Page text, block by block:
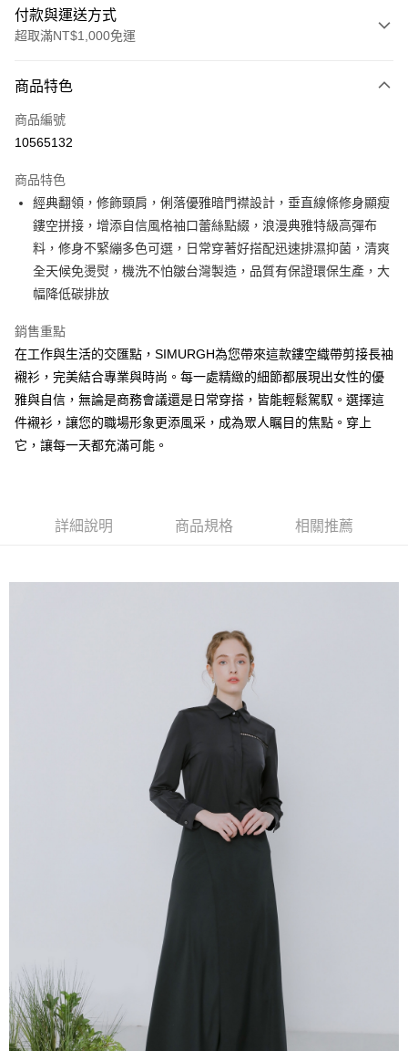
付款與運送方式
超取滿NT$1,000免運
信用卡一次付款
超商取貨付款
Apple Pay
悠遊付
Google Pay
ATM付款
全家取貨付款
每筆NT$60，滿NT$1,000(含以上)免運費
付款後全家取貨
每筆NT$60，滿NT$1,000(含以上)免運費
每筆NT$120，滿NT$1,000(含以上)免運費
每筆NT$120，滿NT$1,000(含以上)免運費
商品特色
商品編號
10565132
商品特色
經典翻領，修飾頸肩，俐落優雅暗門襟設計，垂直線條修身顯瘦
鏤空拼接，增添自信風格袖口蕾絲點綴，浪漫典雅特級高彈布
料，修身不緊繃多色可選，日常穿著好搭配迅速排濕抑菌，清爽
全天候免燙熨，機洗不怕皺台灣製造，品質有保證環保生產，大
幅降低碳排放
銷售重點
在工作與生活的交匯點，SIMURGH為您帶來這款鏤空織帶剪接長袖
襯衫，完美結合專業與時尚。每一處精緻的細節都展現出女性的優
雅與自信，無論是商務會議還是日常穿搭，皆能輕鬆駕馭。選擇這
件襯衫，讓您的職場形象更添風采，成為眾人瞩目的焦點。穿上
它，讓每一天都充滿可能。
詳細說明 商品規格 相關推薦